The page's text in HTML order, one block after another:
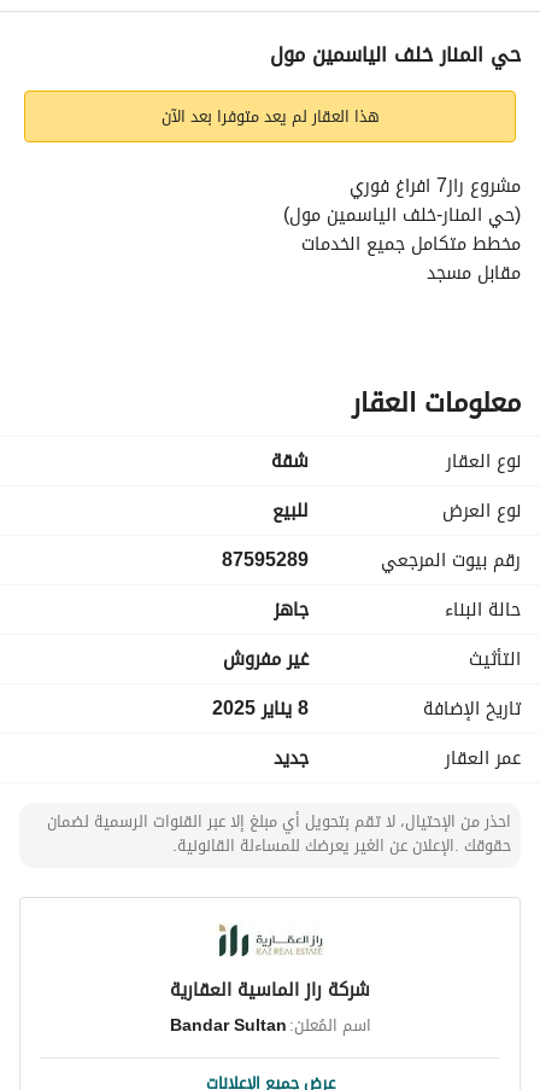
التفاصيل معلومات ترخيص الإعلان
حي المنار خلف الياسمين مول
هذا العقار لم يعد متوفرا بعد الآن
مشروع راز7 افراغ فوري
(حي المنار-خلف الياسمين مول)
مخطط متكامل جميع الخدمات
مقابل مسجد
ضمانات تصل الى 25 سنة
•
•
شقق 4-5 غرف
أسعار تبدأ من560 الف
مساحات تصل الى 160م
معلومات العقار
نوع العقار
شقة
نوع العرض
للبيع
رقم بيوت المرجعي
87595289
حالة البناء
جاهز
التأثيث
غير مفروش
تاريخ الإضافة
8 يناير 2025
عمر العقار
جديد
احذر من الإحتيال، لا تقم بتحويل أي مبلغ إلا عبر القنوات الرسمية لضمان
حقوقك .الإعلان عن الغير يعرضك للمساءلة القانونية.
شركة راز الماسية العقارية
اسم المُعلن:Bandar Sultan